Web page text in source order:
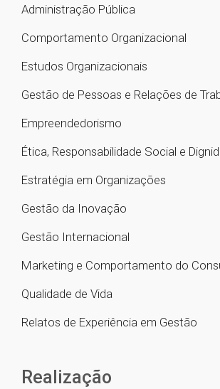
Administração Pública
Comportamento Organizacional
Estudos Organizacionais
Gestão de Pessoas e Relações de
Empreendedorismo
Ética, Responsabilidade Social e
Estratégia em Organizações
Gestão da Inovação
Gestão Internacional
Marketing e Comportamento do
Qualidade de Vida
Relatos de Experiência em Gestão
Realização